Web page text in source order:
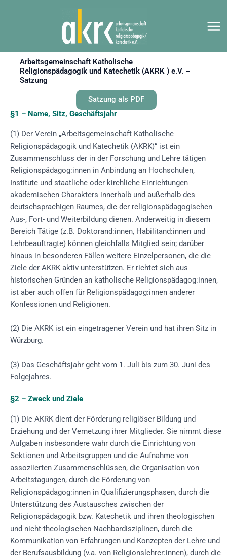
Arbeitsgemeinschaft Katholische
Religionspädagogik und Katechetik (AKRK ) e.V. –
Satzung
Satzung als PDF
§1 – Name, Sitz, Geschäftsjahr
(1) Der Verein „Arbeitsgemeinschaft Katholische
Religionspädagogik und Katechetik (AKRK)“ ist ein
Zusammenschluss der in der Forschung und Lehre tätigen
Religionspädagog:innen in Anbindung an Hochschulen,
Institute und staatliche oder kirchliche Einrichtungen
akademischen Charakters innerhalb und außerhalb des
deutschsprachigen Raumes, die der religionspädagogischen
Aus-, Fort- und Weiterbildung dienen. Anderweitig in diesem
Bereich Tätige (z.B. Doktorand:innen, Habilitand:innen und
Lehrbeauftragte) können gleichfalls Mitglied sein; darüber
hinaus in besonderen Fällen weitere Einzelpersonen, die die
Ziele der AKRK aktiv unterstützen. Er richtet sich aus
historischen Gründen an katholische Religionspädagog:innen,
ist aber auch offen für Religionspädagog:innen anderer
Konfessionen und Religionen.
(2) Die AKRK ist ein eingetragener Verein und hat ihren Sitz in
Würzburg.
(3) Das Geschäftsjahr geht vom 1. Juli bis zum 30. Juni des
Folgejahres.
§2 – Zweck und Ziele
(1) Die AKRK dient der Förderung religiöser Bildung und
Erziehung und der Vernetzung ihrer Mitglieder. Sie nimmt diese
Aufgaben insbesondere wahr durch die Einrichtung von
Sektionen und Arbeitsgruppen und die Aufnahme von
assoziierten Zusammenschlüssen, die Organisation von
Arbeitstagungen, durch die Förderung von
Religionspädagog:innen in Qualifizierungsphasen, durch die
Unterstützung des Austausches zwischen der
Religionspädagogik bzw. Katechetik und ihren theologischen
und nicht-theologischen Nachbardisziplinen, durch die
Kommunikation von Erfahrungen und Konzepten der Lehre und
der Berufsausbildung (v.a. von Religionslehrer:innen), durch die